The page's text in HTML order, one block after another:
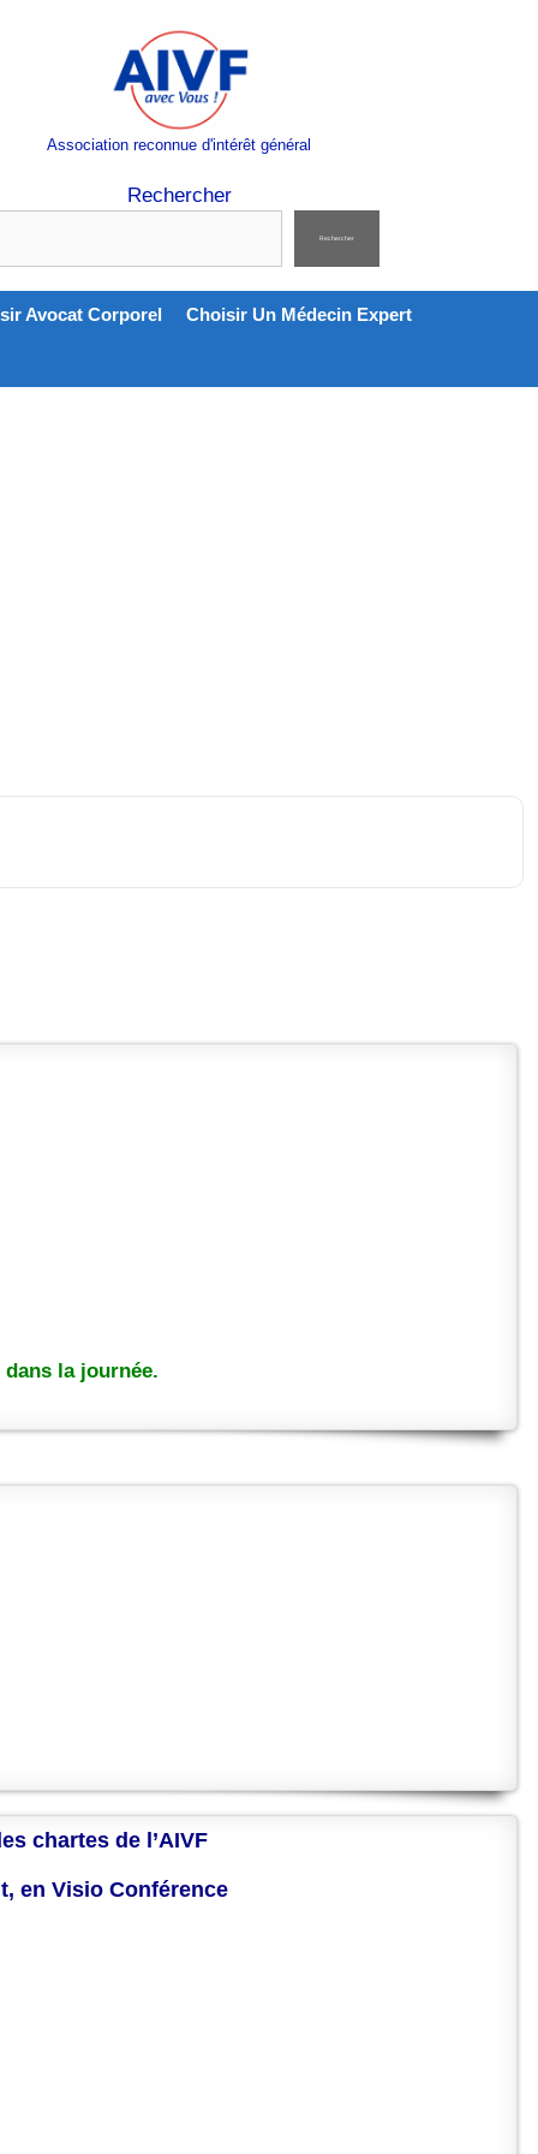
Association reconnue d'intérêt général
Rechercher
Rechercher
Avocat Corporel Choisir Un Médecin Expert
la journée.
chartes de l’AIVF
en Visio Conférence